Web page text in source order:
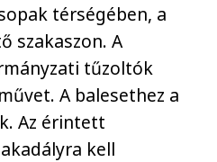
térségében, a
szakaszon. A
tűzoltók
A balesethez a
Az érintett
kell